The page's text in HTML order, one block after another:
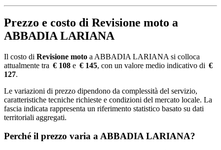
Prezzo e costo di Revisione moto a
ABBADIA LARIANA
Il costo di Revisione moto a ABBADIA LARIANA si colloca
attualmente tra € 108 e € 145, con un valore medio indicativo di €
127.
Le variazioni di prezzo dipendono da complessità del servizio,
caratteristiche tecniche richieste e condizioni del mercato locale. La
fascia indicata rappresenta un riferimento statistico basato su dati
territoriali aggregati.
Perché il prezzo varia a ABBADIA LARIANA?